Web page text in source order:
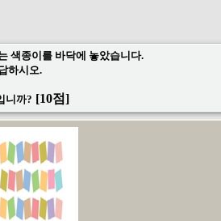
색종이를 바닥에 놓았습니다.
하시오.
니까? [10점]